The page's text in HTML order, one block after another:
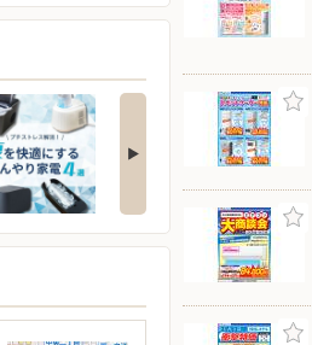
プチストレス解消！夏
を快適にするひん…
□■□■□■□■□■□■□■□■□■□■□